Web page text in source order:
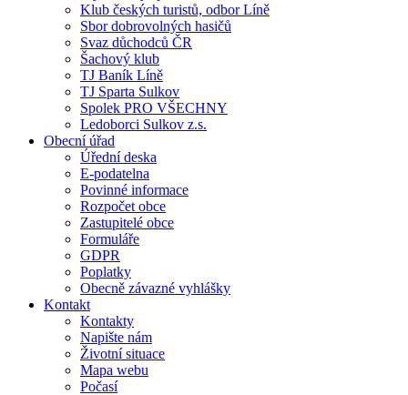
Klub českých turistů, odbor Líně
Sbor dobrovolných hasičů
Svaz důchodců ČR
Šachový klub
TJ Baník Líně
TJ Sparta Sulkov
Spolek PRO VŠECHNY
Ledoborci Sulkov z.s.
Obecní úřad
Úřední deska
E-podatelna
Povinné informace
Rozpočet obce
Zastupitelé obce
Formuláře
GDPR
Poplatky
Obecně závazné vyhlášky
Kontakt
Kontakty
Napište nám
Životní situace
Mapa webu
Počasí